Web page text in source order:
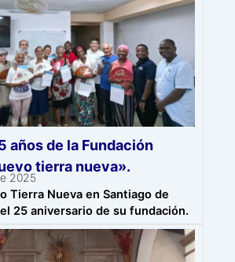
años de la Fundación
tierra nueva».
2025
Tierra Nueva en Santiago de
25 aniversario de su fundación.